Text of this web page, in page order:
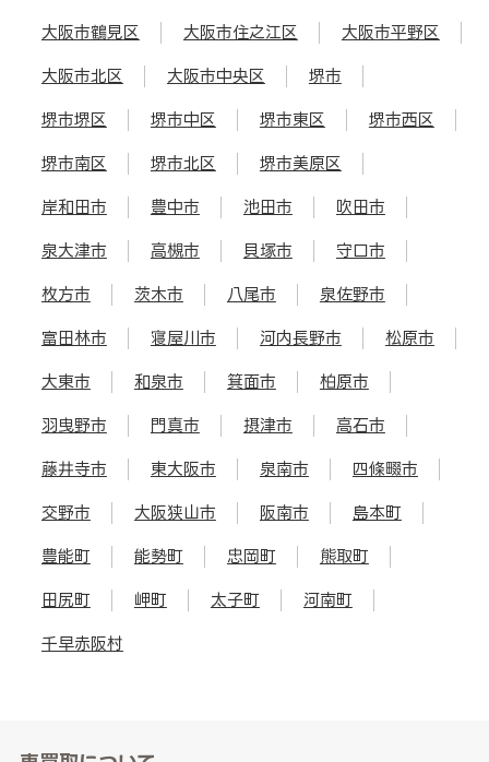
大阪市鶴見区 大阪市住之江区 大阪市平野区
大阪市北区 大阪市中央区 堺市
堺市堺区 堺市中区 堺市東区 堺市西区
堺市南区 堺市北区 堺市美原区
岸和田市 豊中市 池田市 吹田市
泉大津市 高槻市 貝塚市 守口市
枚方市 茨木市 八尾市 泉佐野市
富田林市 寝屋川市 河内長野市 松原市
大東市 和泉市 箕面市 柏原市
羽曳野市 門真市 摂津市 高石市
藤井寺市 東大阪市 泉南市 四條畷市
交野市 大阪狭山市 阪南市 島本町
豊能町 能勢町 忠岡町 熊取町
田尻町 岬町 太子町 河南町
千早赤阪村